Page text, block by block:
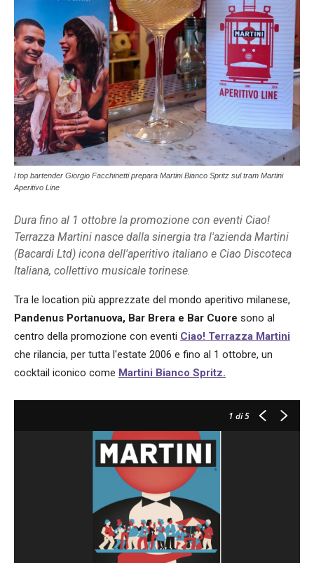
l top bartender Giorgio Facchinetti prepara Martini Bianco Spritz sul tram Martini
Aperitivo Line
Dura fino al 1 ottobre la promozione con eventi Ciao!
Terrazza Martini nasce dalla sinergia tra l'azienda Martini
(Bacardi Ltd) icona dell'aperitivo italiano e Ciao Discoteca
Italiana, collettivo musicale torinese.
Tra le location più apprezzate del mondo aperitivo milanese,
Pandenus Portanuova, Bar Brera e Bar Cuore sono al
centro della promozione con eventi Ciao! Terrazza Martini
che rilancia, per tutta l'estate 2006 e fino al 1 ottobre, un
cocktail iconico come Martini Bianco Spritz.
1 di 5